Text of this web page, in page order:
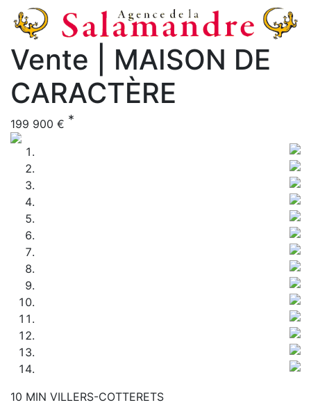
Vente | MAISON DE
CARACTÈRE
199 900 € *
Previous Next
10 MIN VILLERS-COTTERETS